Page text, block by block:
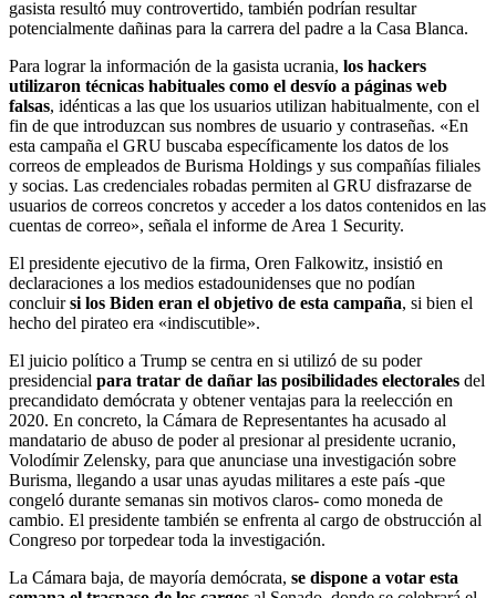
gasista resultó muy controvertido, también podrían resultar
potencialmente dañinas para la carrera del padre a la Casa Blanca.
Para lograr la información de la gasista ucrania, los hackers
utilizaron técnicas habituales como el desvío a páginas web
falsas, idénticas a las que los usuarios utilizan habitualmente, con el
fin de que introduzcan sus nombres de usuario y contraseñas. «En
esta campaña el GRU buscaba específicamente los datos de los
correos de empleados de Burisma Holdings y sus compañías filiales
y socias. Las credenciales robadas permiten al GRU disfrazarse de
usuarios de correos concretos y acceder a los datos contenidos en las
cuentas de correo», señala el informe de Area 1 Security.
El presidente ejecutivo de la firma, Oren Falkowitz, insistió en
declaraciones a los medios estadounidenses que no podían
concluirsi los Biden eran el objetivo de esta campaña, si bien el
hecho del pirateo era «indiscutible».
El juicio político a Trump se centra en si utilizó de su poder
presidencial para tratar de dañar las posibilidades electorales del
precandidato demócrata y obtener ventajas para la reelección en
2020. En concreto, la Cámara de Representantes ha acusado al
mandatario de abuso de poder al presionar al presidente ucranio,
Volodímir Zelensky, para que anunciase una investigación sobre
Burisma, llegando a usar unas ayudas militares a este país -que
congeló durante semanas sin motivos claros- como moneda de
cambio. El presidente también se enfrenta al cargo de obstrucción al
Congreso por torpedear toda la investigación.
La Cámara baja, de mayoría demócrata, se dispone a votar esta